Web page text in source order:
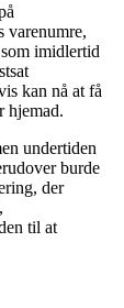
varenumre,
imidlertid
kan nå at få
hjemad.
undertiden
burde
der
til at